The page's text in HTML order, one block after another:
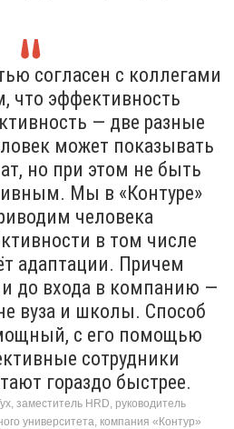
согласен с коллегами
что эффективность
— две разные
может показывать
но при этом не быть
Мы в «Контуре»
человека
в том числе
адаптации. Причем
до входа в компанию —
вуза и школы. Способ
с его помощью
сотрудники
гораздо быстрее.
заместитель HRD, руководитель
университета, компания «Контур»